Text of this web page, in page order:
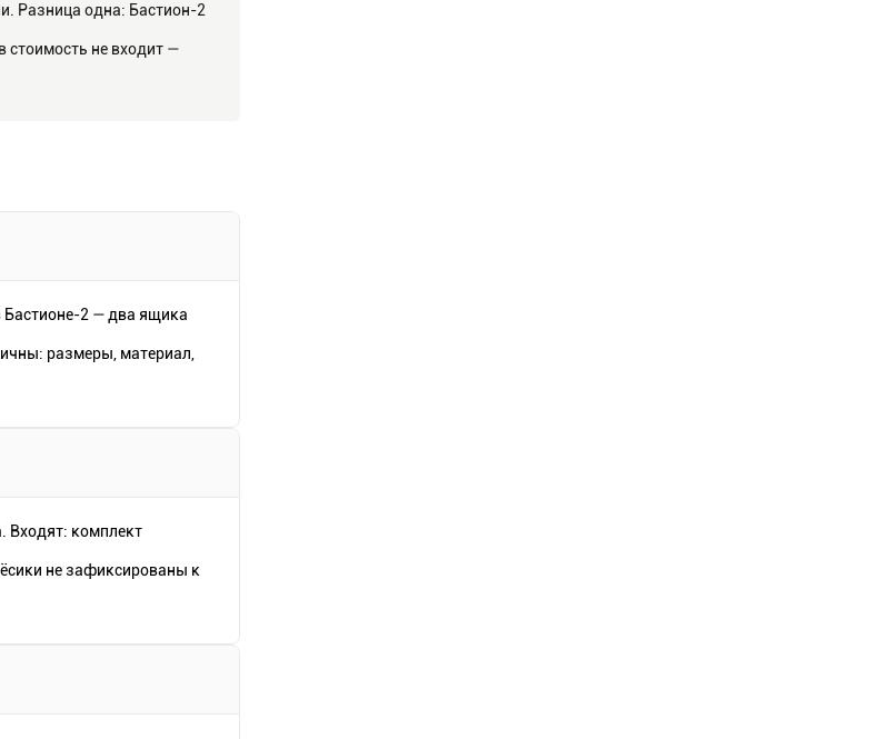
Разница одна: Бастион-2
не входит —
Бастионе-2 — два ящика
размеры, материал,
Входят: комплект
не зафиксированы к